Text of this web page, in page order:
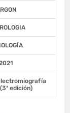
edición)